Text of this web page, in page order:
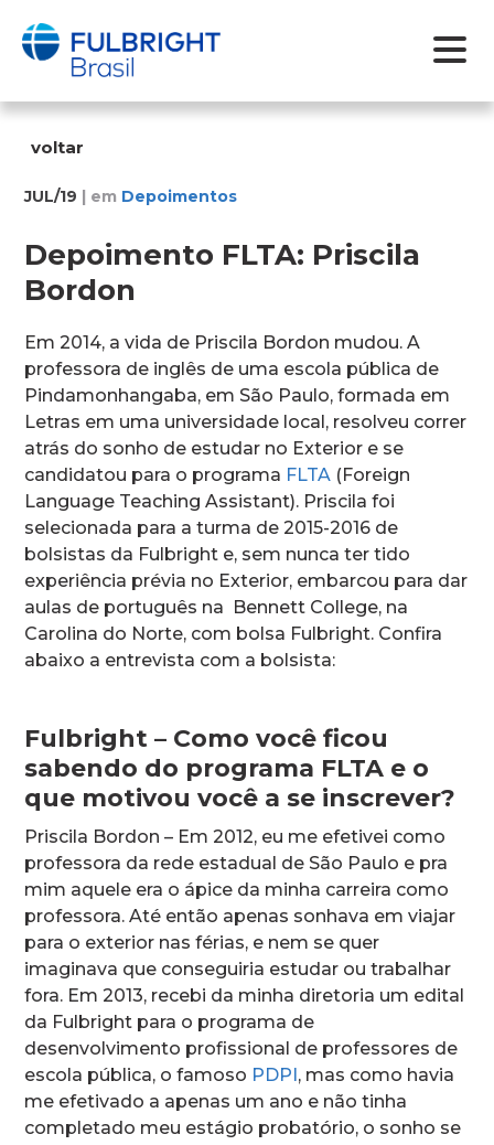
Skip
voltar
JUL/19 | em Depoimentos
Depoimento FLTA: Priscila
Bordon
Em 2014, a vida de Priscila Bordon mudou. A
professora de inglês de uma escola pública de
Pindamonhangaba, em São Paulo, formada em
Letras em uma universidade local, resolveu correr
atrás do sonho de estudar no Exterior e se
candidatou para o programa FLTA (Foreign
Language Teaching Assistant). Priscila foi
selecionada para a turma de 2015-2016 de
bolsistas da Fulbright e, sem nunca ter tido
experiência prévia no Exterior, embarcou para dar
aulas de português na Bennett College, na
Carolina do Norte, com bolsa Fulbright. Confira
abaixo a entrevista com a bolsista:
Fulbright – Como você ficou
sabendo do programa FLTA e o
que motivou você a se inscrever?
Priscila Bordon – Em 2012, eu me efetivei como
professora da rede estadual de São Paulo e pra
mim aquele era o ápice da minha carreira como
professora. Até então apenas sonhava em viajar
para o exterior nas férias, e nem se quer
imaginava que conseguiria estudar ou trabalhar
fora. Em 2013, recebi da minha diretoria um edital
da Fulbright para o programa de
desenvolvimento profissional de professores de
escola pública, o famoso PDPI, mas como havia
me efetivado a apenas um ano e não tinha
completado meu estágio probatório, o sonho se